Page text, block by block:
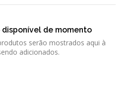
de momento
serão mostrados aqui à
adicionados.